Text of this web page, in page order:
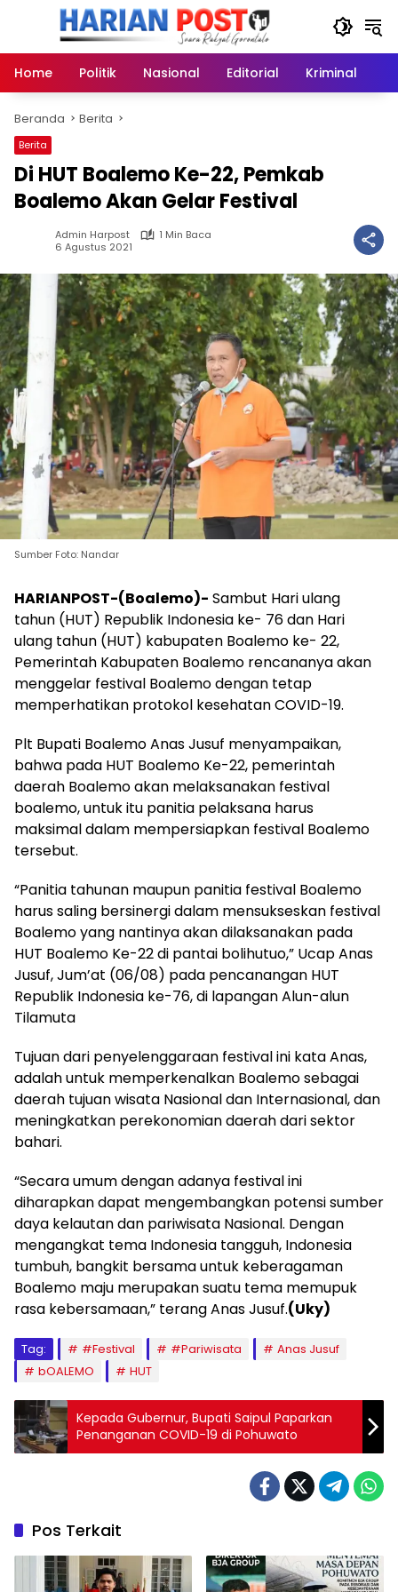
Home
Politik Nasional Editorial Kriminal
Beranda Berita
Berita
Di HUT Boalemo Ke-22, Pemkab
Boalemo Akan Gelar Festival
Admin Harpost
1 Min Baca
6 Agustus 2021
Sumber Foto: Nandar
HARIANPOST-(Boalemo)- Sambut Hari ulang
tahun (HUT) Republik Indonesia ke- 76 dan Hari
ulang tahun (HUT) kabupaten Boalemo ke- 22,
Pemerintah Kabupaten Boalemo rencananya akan
menggelar festival Boalemo dengan tetap
memperhatikan protokol kesehatan COVID-19.
Plt Bupati Boalemo Anas Jusuf menyampaikan,
bahwa pada HUT Boalemo Ke-22, pemerintah
daerah Boalemo akan melaksanakan festival
boalemo, untuk itu panitia pelaksana harus
maksimal dalam mempersiapkan festival Boalemo
tersebut.
“Panitia tahunan maupun panitia festival Boalemo
harus saling bersinergi dalam mensukseskan festival
Boalemo yang nantinya akan dilaksanakan pada
HUT Boalemo Ke-22 di pantai bolihutuo,” Ucap Anas
Jusuf, Jum’at (06/08) pada pencanangan HUT
Republik Indonesia ke-76, di lapangan Alun-alun
Tilamuta
Tujuan dari penyelenggaraan festival ini kata Anas,
adalah untuk memperkenalkan Boalemo sebagai
daerah tujuan wisata Nasional dan Internasional, dan
meningkatkan perekonomian daerah dari sektor
bahari.
“Secara umum dengan adanya festival ini
diharapkan dapat mengembangkan potensi sumber
daya kelautan dan pariwisata Nasional. Dengan
mengangkat tema Indonesia tangguh, Indonesia
tumbuh, bangkit bersama untuk keberagaman
Boalemo maju merupakan suatu tema memupuk
rasa kebersamaan,” terang Anas Jusuf.(Uky)
Tag: #Festival #Pariwisata
Anas Jusuf
bOALEMO
HUT
Kepada Gubernur, Bupati Saipul Paparkan
Penanganan COVID-19 di Pohuwato
Pos Terkait